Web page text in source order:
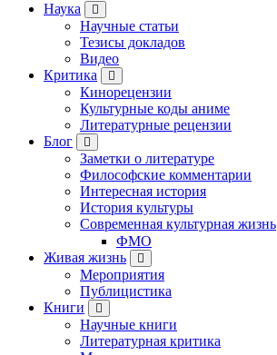
Наука
Научные статьи
Тезисы докладов
Видео
Критика
Кинорецензии
Культурные коды аниме
Литературные рецензии
Блог
Заметки о литературе
Философские комментарии
Интересная история
История культуры
Современная культурная жизнь
ФМО
Живая жизнь
Мероприятия
Публицистика
Книги
Научные книги
Литературная критика